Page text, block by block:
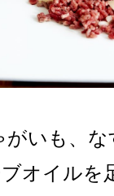
がいも、
オイルを